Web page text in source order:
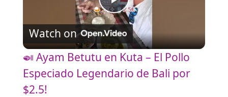
P
l
a
Watch on
🍛 Ayam Betutu en Kuta – El Pollo
Especiado Legendario de Bali por
$2.5!